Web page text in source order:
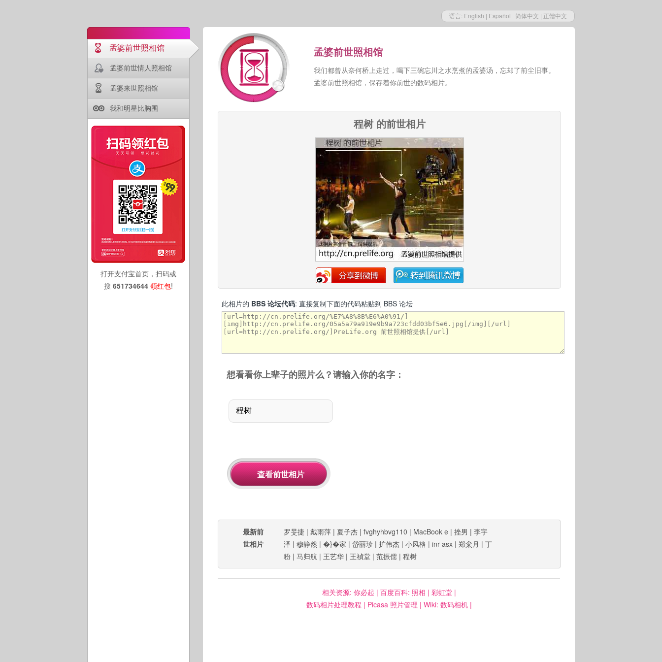
语言: English | Español | 简体中文 | 正體中文
孟婆前世照相馆
孟婆前世情人照相馆
孟婆来世照相馆
我和明星比胸围
打开支付宝首页，扫码或
搜 651734644 领红包!
孟婆前世照相馆
我们都曾从奈何桥上走过，喝下三碗忘川之水烹煮的孟婆汤，忘却了前尘旧事。
孟婆前世照相馆，保存着你前世的数码相片。
程树 的前世相片
此相片的 BBS 论坛代码: 直接复制下面的代码粘贴到 BBS 论坛
想看看你上辈子的照片么？请输入你的名字：
最新前
世相片
罗旻捷 | 戴雨萍 | 夏子杰 | fvghyhbvg110 | MacBook e | 挫男 | 李宇
泽 | 穆静然 | �}�家 | 岱丽珍 | 扩伟杰 | 小风格 | inr asx | 郑籴月 | 丁
粉 | 马归航 | 王艺华 | 王禎堂 | 范振儒 | 程树
相关资源: 你必起 | 百度百科: 照相 | 彩虹堂|
数码相片处理教程 | Picasa 照片管理 | Wiki: 数码相机|